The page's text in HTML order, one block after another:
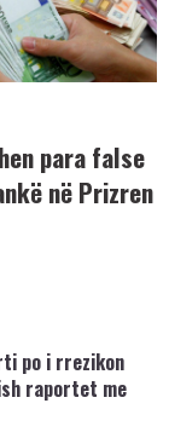
para false
në Prizren
po i rrezikon
raportet me